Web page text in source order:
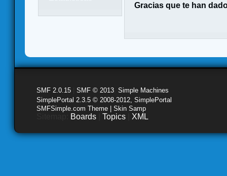
Gracias que te han
SMF 2.0.15 SMF © 2013 Simple Machines
SimplePortal 2.3.5 © 2008-2012, SimplePortal
SMFSimple.com Theme | Skin Samp
Boards Topics XML